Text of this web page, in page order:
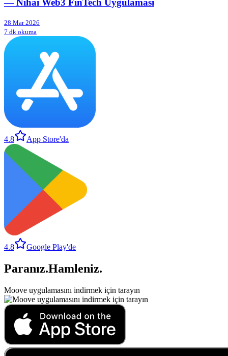
— Nihai Web3 FinTech Uygulaması
28 Mar 2026
7 dk okuma
4.8 App Store'da
4.8 Google Play'de
Paranız.Hamleniz.
Moove uygulamasını indirmek için tarayın